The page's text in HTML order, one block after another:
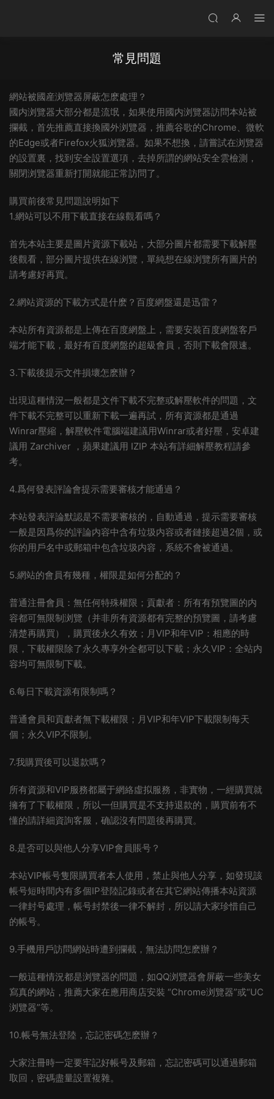
常見問題
網站被國産浏覽器屏蔽怎麽處理？
國内浏覽器大部分都是流氓，如果使用國内浏覽器訪問本站被
攔截，首先推薦直接換國外浏覽器，推薦谷歌的Chrome、微軟
的Edge或者Firefox火狐浏覽器。如果不想換，請嘗試在浏覽器
的設置裏，找到安全設置選項，去掉所謂的網站安全雲檢測，
關閉浏覽器重新打開就能正常訪問了。
購買前後常見問題說明如下
1.網站可以不用下載直接在線觀看嗎？
首先本站主要是圖片資源下載站，大部分圖片都需要下載解壓
後觀看，部分圖片提供在線浏覽，單純想在線浏覽所有圖片的
請考慮好再買。
2.網站資源的下載方式是什麽？百度網盤還是迅雷？
本站所有資源都是上傳在百度網盤上，需要安裝百度網盤客戶
端才能下載，最好有百度網盤的超級會員，否則下載會限速。
3.下載後提示文件損壞怎麽辦？
出現這種情況一般都是文件下載不完整或解壓軟件的問題，文
件下載不完整可以重新下載一遍再試，所有資源都是通過
Winrar壓縮，解壓軟件電腦端建議用Winrar或者好壓，安卓建
議用 Zarchiver ，蘋果建議用 IZIP 本站有詳細解壓教程請參
考。
4.爲何發表評論會提示需要審核才能通過？
本站發表評論默認是不需要審核的，自動通過，提示需要審核
一般是因爲你的評論内容中含有垃圾内容或者鏈接超過2個，或
你的用戶名中或郵箱中包含垃圾内容，系統不會被通過。
5.網站的會員有幾種，權限是如何分配的？
普通注冊會員：無任何特殊權限；貢獻者：所有有預覽圖的内
容都可無限制浏覽（并非所有資源都有完整的預覽圖，請考慮
清楚再購買），購買後永久有效；月VIP和年VIP：相應的時
限，下載權限除了永久專享外全都可以下載；永久VIP：全站内
容均可無限制下載。
6.每日下載資源有限制嗎？
普通會員和貢獻者無下載權限；月VIP和年VIP下載限制每天
個；永久VIP不限制。
7.我購買後可以退款嗎？
所有資源和VIP服務都屬于網絡虛拟服務，非實物，一經購買就
擁有了下載權限，所以一但購買是不支持退款的，購買前有不
懂的請詳細資詢客服，确認沒有問題後再購買。
8.是否可以與他人分享VIP會員賬号？
本站VIP帳号隻限購買者本人使用，禁止與他人分享，如發現該
帳号短時間内有多個IP登陸記錄或者在其它網站傳播本站資源
一律封号處理，帳号封禁後一律不解封，所以請大家珍惜自己
的帳号。
9.手機用戶訪問網站時遭到攔截，無法訪問怎麽辦？
一般這種情況都是浏覽器的問題，如QQ浏覽器會屏蔽一些美女
寫真的網站，推薦大家在應用商店安裝 “Chrome浏覽器”或“UC
浏覽器”等。
10.帳号無法登陸，忘記密碼怎麽辦？
大家注冊時一定要牢記好帳号及郵箱，忘記密碼可以通過郵箱
取回，密碼盡量設置複雜。